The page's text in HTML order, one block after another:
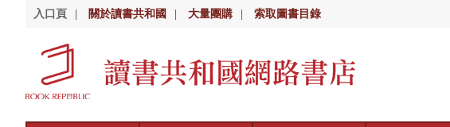
入口頁 關於讀書共和國 大量團購 索取圖書目錄